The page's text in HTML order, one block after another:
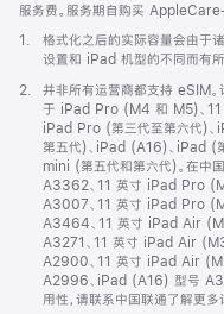
服务费。服务期自购买
脚
1.
格式化之后的实际容量会由于
设置和 iPad 机型的不同而有
脚
2.
并非所有运营商都支持 eSIM
于 iPad Pro (M4 和 M5)、11
iPad Pro (第三代至第六代)
第五代)、iPad (A16)、iPad
mini (第五代和第六代)。在中
A3362、11 英寸 iPad Pro
A3007、11 英寸 iPad Pro
A3464、11 英寸 iPad Air
A3271、11 英寸 iPad Air
A2900、11 英寸 iPad Air
A2996、iPad (A16) 型号
用性，请联系中国联通了解更多